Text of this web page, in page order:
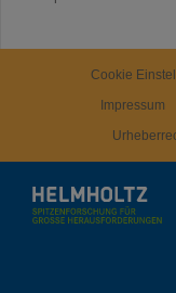
Cookie
Impressum